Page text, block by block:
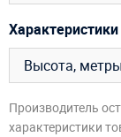
Высота, метры
Производитель
характеристики